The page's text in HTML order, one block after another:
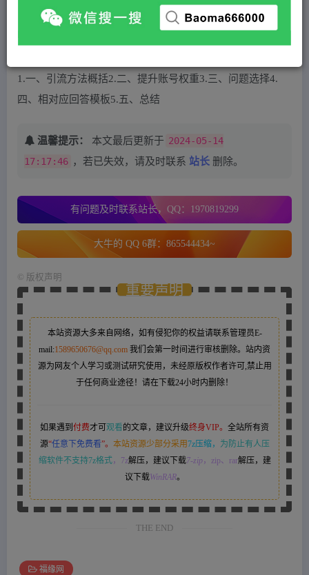
站长QQ：1970819299
验证码错误，网址最后 pwd 前面的 ? 换成 &
1.一、引流方法概括2.二、提升账号权重3.三、问题选择4.
四、相对应回答模板5.五、总结
温馨提示： 本文最后更新于 2024-05-14
17:17:46 ，若已失效，请及时联系 站长 删除。
有问题及时联系站长，QQ：1970819299
大牛的 QQ 6群：865544434~
版权声明
重要声明
本站资源大多来自网络，如有侵犯你的权益请联系管理员E-
mail:1589650676@qq.com 我们会第一时间进行审核删除。站内资
源为网友个人学习或测试研究使用，未经原版权作者许可,禁止用
于任何商业途径！请在下载24小时内删除！
如果遇到 付费才可 观看 的文章，建议升级终身VIP。 全站所有资
源“任意下免费看”。 本站资源少部分采用7z压缩，
为防止有人压
缩软件不支持7z格式，7z解压，建议下载7-zip，zip、rar解压，建
议下载WinRAR。
THE END
福缘网